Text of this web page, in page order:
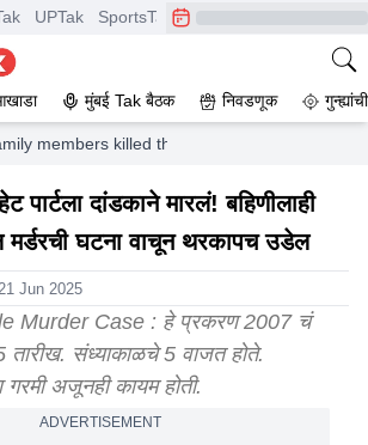
UPTak SportsTak CrimeTak
मुंबई Tak बैठक निवडणूक
members killed their sister and her
पार्टला दांडकाने मारलं! बहिणीलाही
मर्डरची घटना वाचून थरकापच उडेल
Jun 2025
Murder Case : हे प्रकरण 2007 चं
संध्याकाळचे 5 वाजत होते.
गरमी अजूनही कायम होती.
ADVERTISEMENT